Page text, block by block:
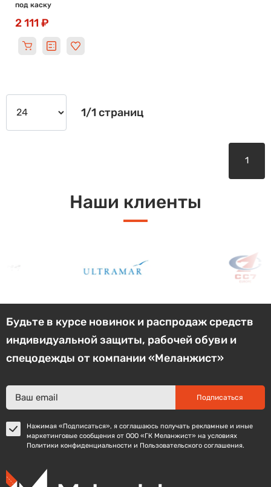
под каску
2 111 ₽
1/1 страниц
1
Наши клиенты
Будьте в курсе новинок и распродаж средств
индивидуальной защиты, рабочей обуви и
спецодежды от компании «Меланжист»
Подписаться
Нажимая «Подписаться», я соглашаюсь получать рекламные и иные
маркетинговые сообщения от ООО «ГК Меланжист» на условиях
Политики конфиденциальности и Пользовательского соглашения.